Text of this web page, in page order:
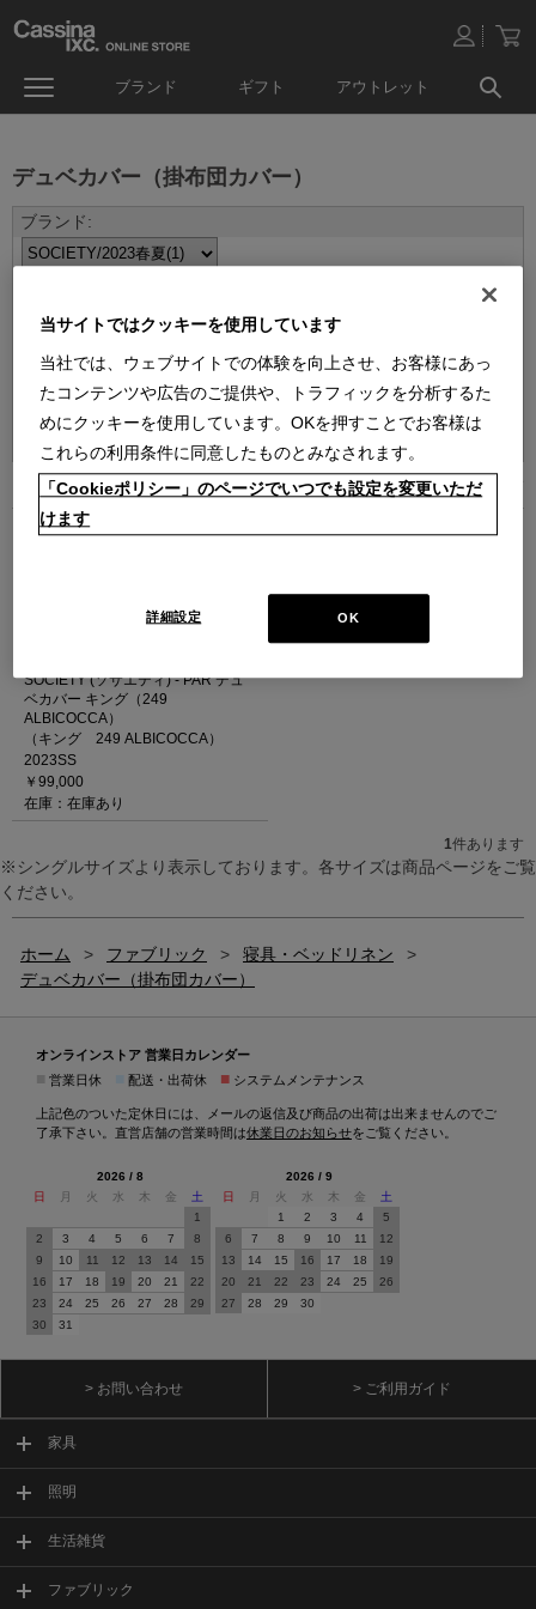
ブランド ギフト アウトレット
デュベカバー（掛布団カバー）
1件あります
SOCIETY (ソサエティ) - PAR デュ
ベカバー キング（249
ALBICOCCA）
（キング 249 ALBICOCCA）
2023SS
￥99,000
在庫：在庫あり
1件あります
※シングルサイズより表示しております。各サイズは商品ページをご覧
ください。
ホーム > ファブリック > 寝具・ベッドリネン
>
デュベカバー（掛布団カバー）
オンラインストア 営業日カレンダー
営業日休 配送・出荷休 ■ システムメンテナンス
上記色のついた定休日には、メールの返信及び商品の出荷は出来ませんのでご
了承下さい。直営店舗の営業時間は休業日のお知らせをご覧ください。
2026 / 8
日
月 火 水 木 金
土
1
2
3 4 5 6 7
8
9
10 11 12 13 14
15
16
17 18 19 20 21
22
23
24 25 26 27 28
29
30
31
2026 / 9
日
月 火 水 木 金
土
1
2 3 4
5
6
7 8 9 10 11
12
13
14 15 16 17 18
19
20
21 22 23 24 25
26
27
28 29 30
> お問い合わせ > ご利用ガイド
家具
照明
生活雑貨
ファブリック
当サイトではクッキーを使用しています
当社では、ウェブサイトでの体験を向上させ、お客様にあっ
たコンテンツや広告のご提供や、トラフィックを分析するた
めにクッキーを使用しています。OKを押すことでお客様は
これらの利用条件に同意したものとみなされます。
「Cookieポリシー」のページでいつでも設定を変更いただ
けます
OK
詳細設定